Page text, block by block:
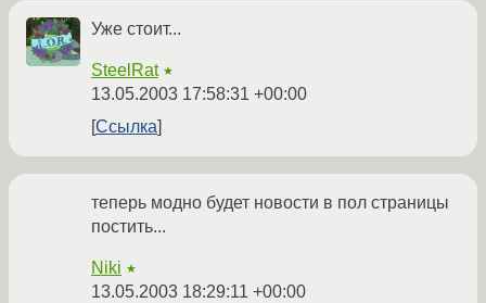
Уже стоит...
SteelRat ★
13.05.2003 17:58:31 +00:00
Ссылка
теперь модно будет новости в пол страницы
постить...
Niki ★
13.05.2003 18:29:11 +00:00